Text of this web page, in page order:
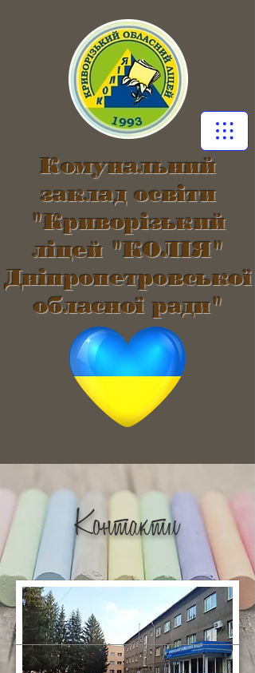
Комунальний
заклад освіти
"Криворізький
ліцей "КОЛІЯ"
Дніпропетровської
обласної ради"
Контакти